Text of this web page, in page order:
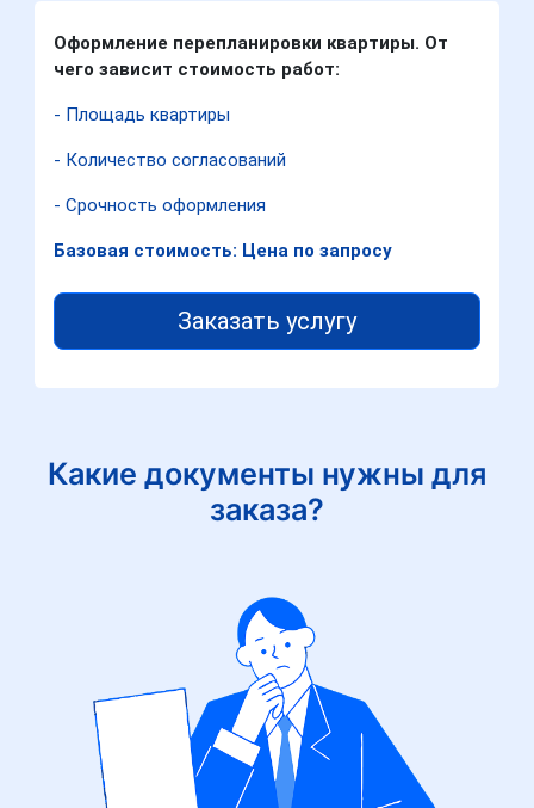
Оформление перепланировки квартиры. От
чего зависит стоимость работ:
- Площадь квартиры
- Количество согласований
- Срочность оформления
Базовая стоимость: Цена по запросу
Заказать услугу
Какие документы нужны для
заказа?